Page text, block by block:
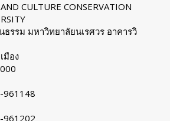
CULTURE CONSERVATION
รรม มหาวิทยาลัยนเรศวร อาคารวิ
มือง
961148
961202